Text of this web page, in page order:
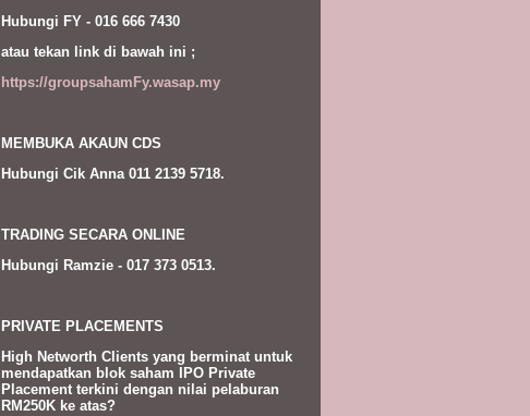
Hubungi FY - 016 666 7430
atau tekan link di bawah ini ;
https://groupsahamFy.wasap.my
MEMBUKA AKAUN CDS
Hubungi Cik Anna 011 2139 5718.
TRADING SECARA ONLINE
Hubungi Ramzie - 017 373 0513.
PRIVATE PLACEMENTS
High Networth Clients yang berminat untuk
mendapatkan blok saham IPO Private
Placement terkini dengan nilai pelaburan
RM250K ke atas?